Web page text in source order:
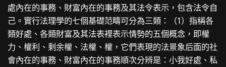
處內在的事務、財富內在的事務及其法令表示，包含法令自
己。實行法理學的七個基礎范疇可分為三類：（1）指稱各
類好處、各類財富及其法表裡表示情勢的五個概念，即權
力、權利、剩余權、法權、權，它們表現的法景象后面的社
會內在的事務、財富內在的事務順次分辨是：小我好處、私